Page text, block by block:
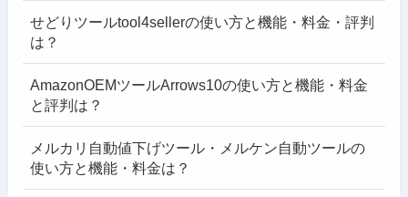
せどりツールtool4sellerの使い方と機能・料金・評判
は？
AmazonOEMツールArrows10の使い方と機能・料金
と評判は？
メルカリ自動値下げツール・メルケン自動ツールの
使い方と機能・料金は？